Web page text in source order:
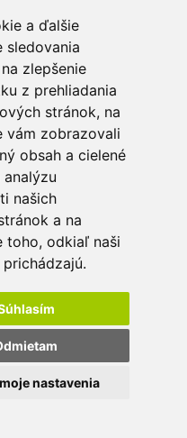
a ďalšie
sledovania
zlepšenie
z prehliadania
stránok, na
vám zobrazovali
obsah a cielené
analýzu
našich
a na
toho, odkiaľ naši
nastavenia
Cena od 3,66€